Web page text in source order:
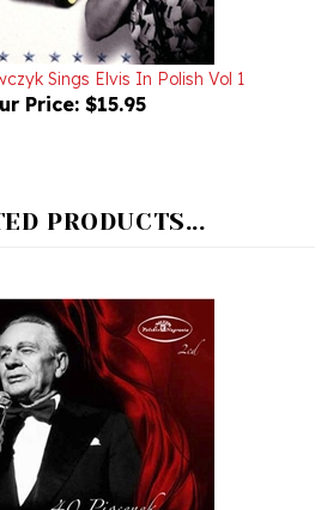
Sings Elvis In Polish Vol 1
Price:$15.95